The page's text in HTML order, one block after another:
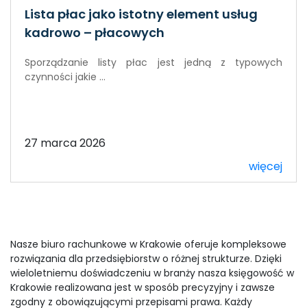
Lista płac jako istotny element usług
kadrowo – płacowych
Sporządzanie listy płac jest jedną z typowych
czynności jakie ...
27 marca 2026
więcej
Nasze biuro rachunkowe w Krakowie oferuje kompleksowe
rozwiązania dla przedsiębiorstw o różnej strukturze. Dzięki
wieloletniemu doświadczeniu w branży nasza księgowość w
Krakowie realizowana jest w sposób precyzyjny i zawsze
zgodny z obowiązującymi przepisami prawa. Każdy